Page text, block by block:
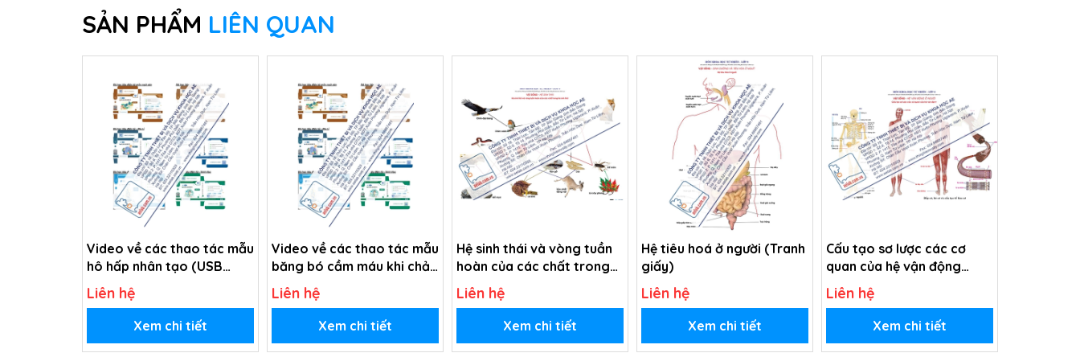
SẢN PHẨM LIÊN QUAN
Video về các thao tác mẫu
hô hấp nhân tạo (USB
Video)
Liên hệ
Xem chi tiết
Video về các thao tác mẫu
băng bó cầm máu khi chảy
máu (USB Video)
Liên hệ
Xem chi tiết
Hệ sinh thái và vòng tuần
hoàn của các chất trong
hệ sinh thái (Tranh giấy)
Liên hệ
Xem chi tiết
Hệ tiêu hoá ở người (Tranh
giấy)
Liên hệ
Xem chi tiết
Cấu tạo sơ lược các cơ
quan của hệ vận động
(Tranh giấy)
Liên hệ
Xem chi tiết